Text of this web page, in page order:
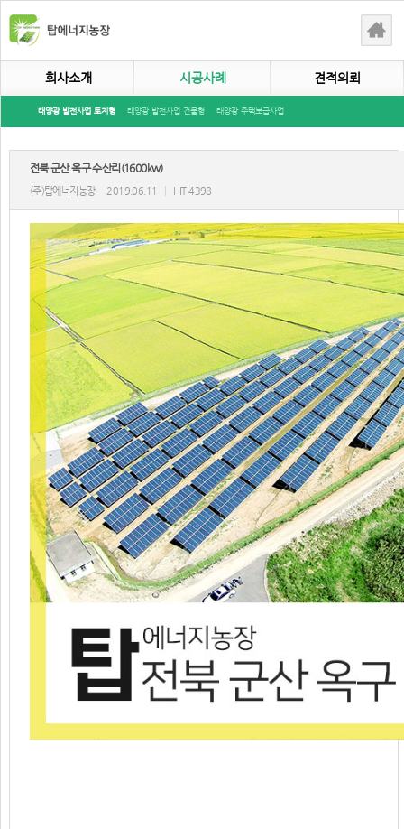
회사소개 시공사례 견적의뢰
태양광 발전사업 토지형 태양광 발전사업 건물형 태양광 주택보급사업
전북 군산 옥구 수산리(1600kw)
(주)탑에너지농장 2019.06.11 HIT 4398